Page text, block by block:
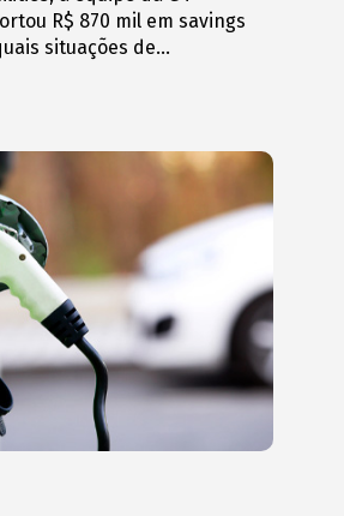
R$ 870 mil em savings
situações de...